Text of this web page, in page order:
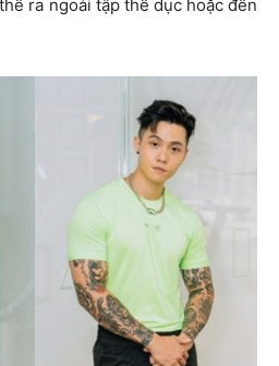
ra ngoài tập thể dục hoặc đến